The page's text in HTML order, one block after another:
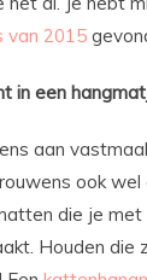
van 2015
in een
aan
ook wel
die je met
Houden die